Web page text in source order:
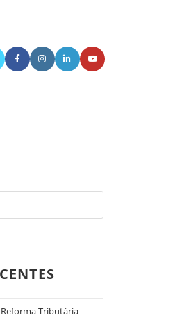
Tributária